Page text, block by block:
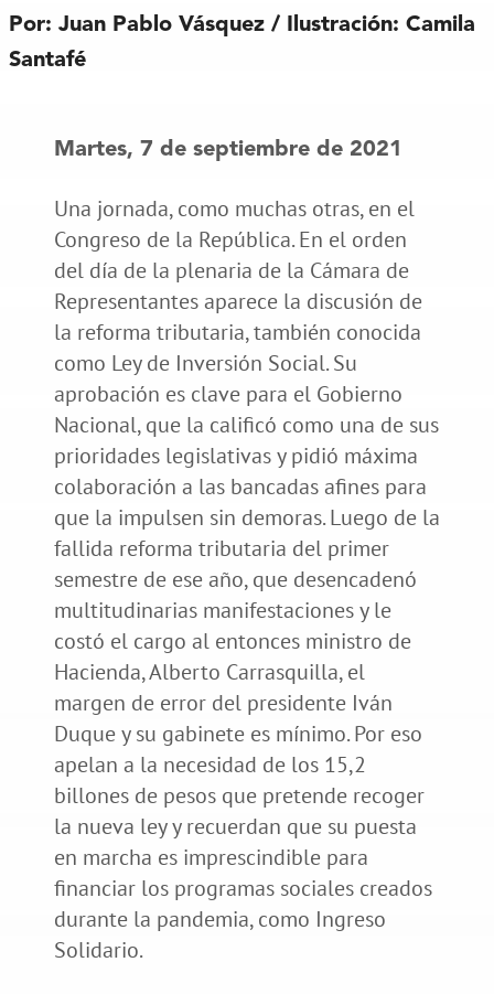
Por: Juan Pablo Vásquez/ Ilustración: Camila
Santafé
Martes, 7 de septiembre de 2021
Una jornada, como muchas otras, en el
Congreso de la República. En el orden
del día de la plenaria de la Cámara de
Representantes aparece la discusión de
la reforma tributaria, también conocida
como Ley de Inversión Social. Su
aprobación es clave para el Gobierno
Nacional, que la calificó como una de sus
prioridades legislativas y pidió máxima
colaboración a las bancadas afines para
que la impulsen sin demoras. Luego de la
fallida reforma tributaria del primer
semestre de ese año, que desencadenó
multitudinarias manifestaciones y le
costó el cargo al entonces ministro de
Hacienda, Alberto Carrasquilla, el
margen de error del presidente Iván
Duque y su gabinete es mínimo. Por eso
apelan a la necesidad de los 15,2
billones de pesos que pretende recoger
la nueva ley y recuerdan que su puesta
en marcha es imprescindible para
financiar los programas sociales creados
durante la pandemia, como Ingreso
Solidario.